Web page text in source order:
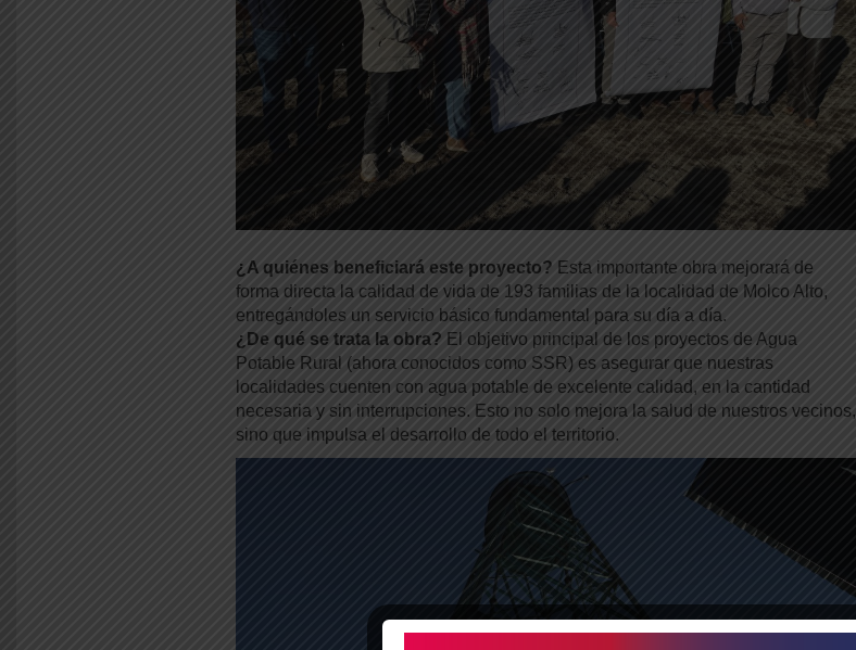
¿A quiénes beneficiará este proyecto? Esta importante obra mejorará de
forma directa la calidad de vida de 193 familias de la localidad de Molco Alto,
entregándoles un servicio básico fundamental para su día a día.
¿De qué se trata la obra? El objetivo principal de los proyectos de Agua
Potable Rural (ahora conocidos como SSR) es asegurar que nuestras
localidades cuenten con agua potable de excelente calidad, en la cantidad
necesaria y sin interrupciones. Esto no solo mejora la salud de nuestros vecinos,
sino que impulsa el desarrollo de todo el territorio.